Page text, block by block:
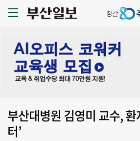
부산대병원 김영미 교수, 환
터’